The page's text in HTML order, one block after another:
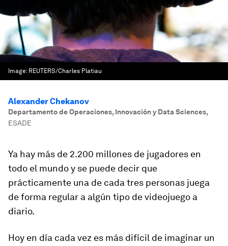
Image: REUTERS/Charles Platiau
Alexander Chekanov
Departamento de Operaciones, Innovación y Data Sciences,
ESADE
Ya hay más de 2.200 millones de jugadores en
todo el mundo y se puede decir que
prácticamente una de cada tres personas juega
de forma regular a algún tipo de videojuego a
diario.
Hoy en día cada vez es más difícil de imaginar un